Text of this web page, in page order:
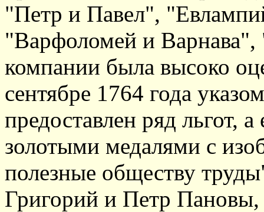
"Петр и Павел",
"Варфоломей и Варнава",
компании была высоко
сентябре 1764 года
предоставлен ряд льгот,
золотыми медалями с
полезные обществу
Григорий и Петр